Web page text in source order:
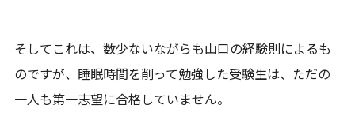
そしてこれは、数少ないながらも山口の経験則によるも
のですが、睡眠時間を削って勉強した受験生は、ただの
一人も第一志望に合格していません。